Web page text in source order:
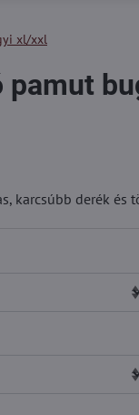
xl/xxl
karcsúbb derék és